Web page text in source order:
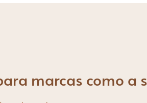
marcas como a